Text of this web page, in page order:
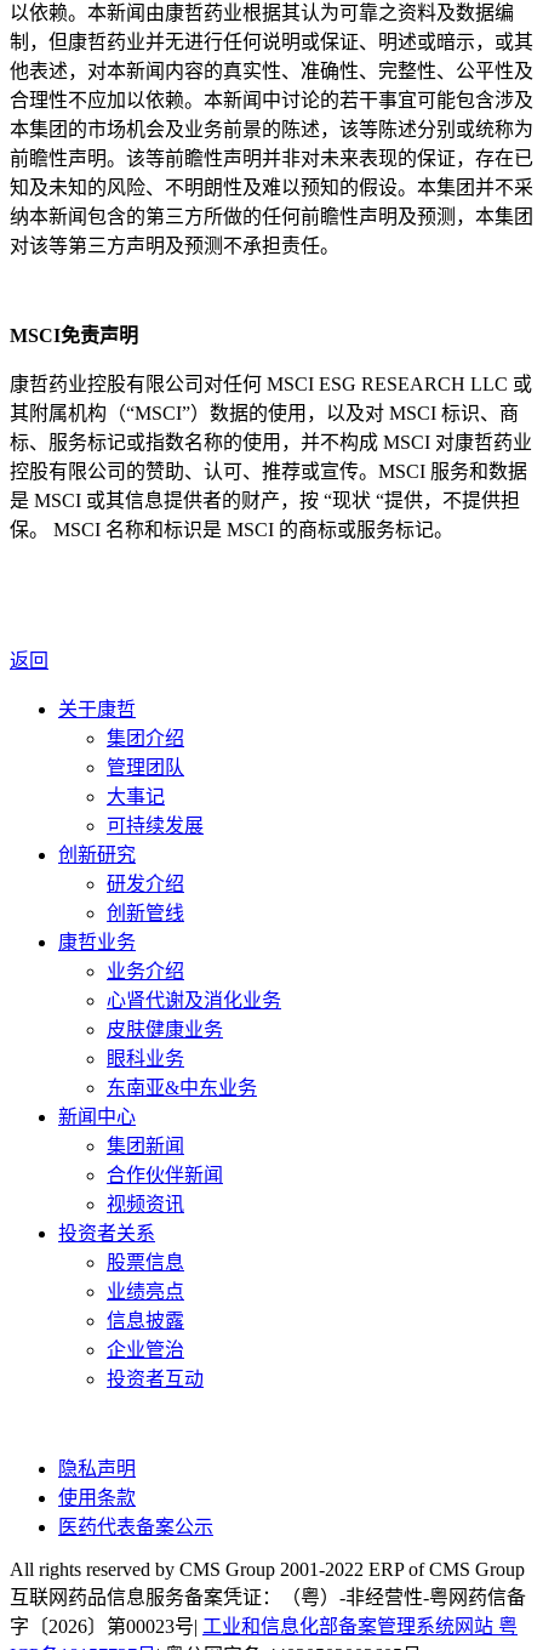
以依赖。本新闻由康哲药业根据其认为可靠之资料及数据编
制，但康哲药业并无进行任何说明或保证、明述或暗示，或其
他表述，对本新闻内容的真实性、准确性、完整性、公平性及
合理性不应加以依赖。本新闻中讨论的若干事宜可能包含涉及
本集团的市场机会及业务前景的陈述，该等陈述分别或统称为
前瞻性声明。该等前瞻性声明并非对未来表现的保证，存在已
知及未知的风险、不明朗性及难以预知的假设。本集团并不采
纳本新闻包含的第三方所做的任何前瞻性声明及预测，本集团
对该等第三方声明及预测不承担责任。
MSCI免责声明
康哲药业控股有限公司对任何 MSCI ESG RESEARCH LLC 或
其附属机构（“MSCI”）数据的使用，以及对 MSCI 标识、商
标、服务标记或指数名称的使用，并不构成 MSCI 对康哲药业
控股有限公司的赞助、认可、推荐或宣传。 MSCI 服务和数据
是 MSCI 或其信息提供者的财产，按 “现状 “提供，不提供担
保。
MSCI 名称和标识是 MSCI 的商标或服务标记。
返回
关于康哲
集团介绍
管理团队
大事记
可持续发展
创新研究
研发介绍
创新管线
康哲业务
业务介绍
心肾代谢及消化业务
皮肤健康业务
眼科业务
东南亚&中东业务
新闻中心
集团新闻
合作伙伴新闻
视频资讯
投资者关系
股票信息
业绩亮点
信息披露
企业管治
投资者互动
隐私声明
使用条款
医药代表备案公示
All rights reserved by CMS Group 2001-2022 ERP of CMS Group
互联网药品信息服务备案凭证：（粤）-非经营性-粤网药信备
字〔2026〕第00023号| 工业和信息化部备案管理系统网站 粤